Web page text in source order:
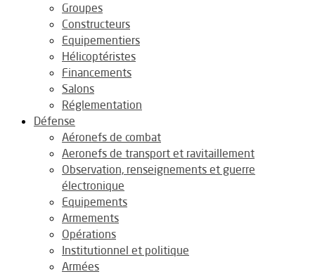
Groupes
Constructeurs
Equipementiers
Hélicoptéristes
Financements
Salons
Réglementation
Défense
Aéronefs de combat
Aeronefs de transport et ravitaillement
Observation, renseignements et guerre
électronique
Equipements
Armements
Opérations
Institutionnel et politique
Armées